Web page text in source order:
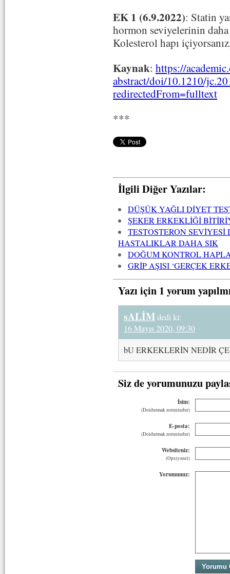
EK 1 (6.9.2022): Statin
hormon seviyelerinin
Kolesterol hapı
Kaynak: https://
abstract/doi/10.1210/
redirectedFrom=fulltext
***
İlgili Diğer Yazılar:
DÜŞÜK YAĞLI DİYET
ŞEKER ERKEKLİĞİ
TESTOSTERON
HASTALIKLAR DAHA SIK
DOĞUM KONTROL
GRİP AŞISI ‘GERÇEK
Yazı için 1 yorum
sALİMdedi ki:
16 Mayıs 2020, 09:30
bU ERKEKLERİN NEDİR
Siz de yorumunuzu
İsim:
(Doldurmak zorunludur)
E-posta:
(Doldurmak zorunludur)
Websiteniz:
(Opsiyonel)
Yorumunuz: